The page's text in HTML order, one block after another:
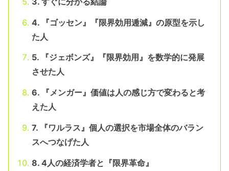
4. 『ゴッセン』『限界効用逓減』の原型を示し
た人
5. 『ジェボンズ』『限界効用』を数学的に発展
させた人
6. 『メンガー』価値は人の感じ方で変わると考
えた人
7. 『ワルラス』個人の選択を市場全体のバラン
スへつなげた人
8. 4人の経済学者と『限界革命』